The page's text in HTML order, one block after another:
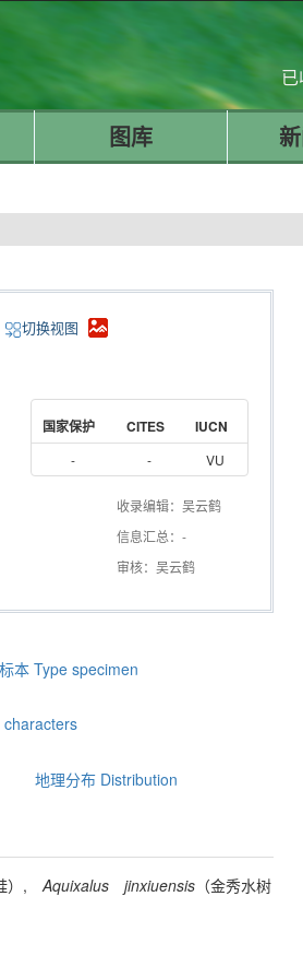
已
图库
切换视图
国家保护 CITES IUCN
- - VU
收录编辑：吴云鹤
信息汇总：-
审核：吴云鹤
本 Type specimen
地理分布 Distribution
）, Aquixalus jinxiuensis （金秀水树